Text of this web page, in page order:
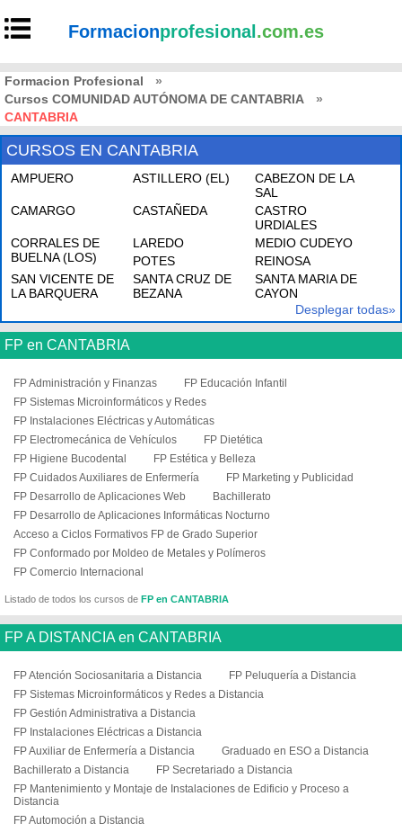
Formacionprofesional .com.es
Formacion Profesional
»
Cursos COMUNIDAD AUTÓNOMA DE CANTABRIA
»
CANTABRIA
CURSOS EN CANTABRIA
AMPUERO ASTILLERO (EL)
CABEZON DE LA
SAL
CAMARGO
CASTAÑEDA
CASTRO
URDIALES
CORRALES DE
BUELNA (LOS)
LAREDO
MEDIO CUDEYO
POTES
REINOSA
SAN VICENTE DE
LA BARQUERA
SANTA CRUZ DE
BEZANA
SANTA MARIA DE
CAYON
Desplegar todas»
FP en CANTABRIA
FP Administración y Finanzas
FP Educación Infantil
FP Sistemas Microinformáticos y Redes
FP Instalaciones Eléctricas y Automáticas
FP Electromecánica de Vehículos
FP Dietética
FP Higiene Bucodental
FP Estética y Belleza
FP Cuidados Auxiliares de Enfermería
FP Marketing y Publicidad
FP Desarrollo de Aplicaciones Web
Bachillerato
FP Desarrollo de Aplicaciones Informáticas Nocturno
Acceso a Ciclos Formativos FP de Grado Superior
FP Conformado por Moldeo de Metales y Polímeros
FP Comercio Internacional
Listado de todos los cursos de FP en CANTABRIA
FP A DISTANCIA en CANTABRIA
FP Atención Sociosanitaria a Distancia
FP Peluquería a Distancia
FP Sistemas Microinformáticos y Redes a Distancia
FP Gestión Administrativa a Distancia
FP Instalaciones Eléctricas a Distancia
FP Auxiliar de Enfermería a Distancia
Graduado en ESO a Distancia
Bachillerato a Distancia
FP Secretariado a Distancia
FP Mantenimiento y Montaje de Instalaciones de Edificio y Proceso a
Distancia
FP Automoción a Distancia